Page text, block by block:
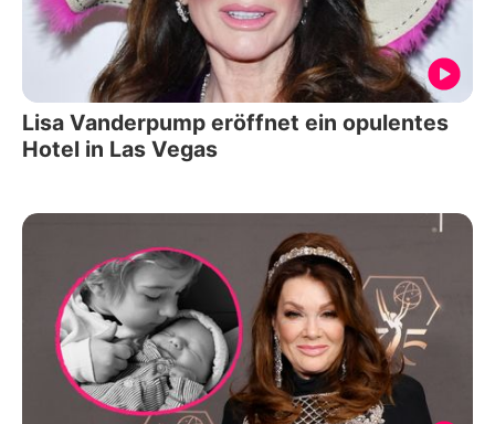
Lisa Vanderpump eröffnet ein opulentes
Hotel in Las Vegas